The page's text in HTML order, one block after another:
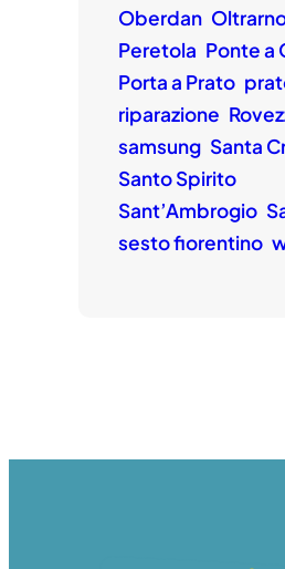
Oberdan
Peretola Ponte a
Porta a Prato
riparazione
samsung Santa
Santo Spirito
Sant’Ambrogio
sesto fiorentino